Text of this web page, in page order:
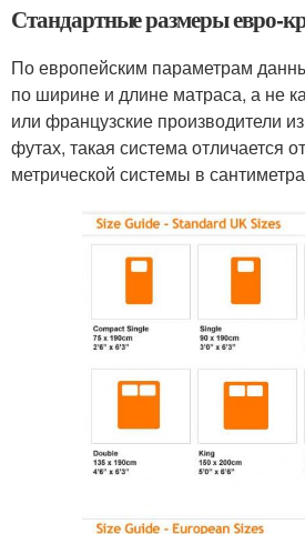
Стандартные размеры евро-
По европейским параметрам
по ширине и длине матраса, а не
или французские производители
футах, такая система отличается
метрической системы в